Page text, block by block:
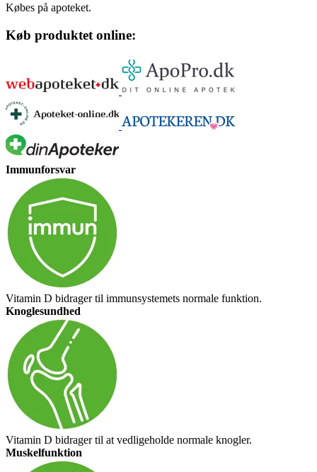
Købes på apoteket.
Køb produktet online:
Immunforsvar
Vitamin D bidrager til immunsystemets normale funktion.
Knoglesundhed
Vitamin D bidrager til at vedligeholde normale knogler.
Muskelfunktion